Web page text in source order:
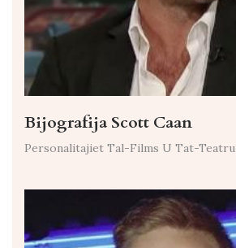
Bijografija Scott Caan
Personalitajiet Tal-Films U Tat-Teatru